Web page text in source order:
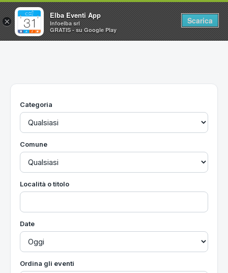
Home
Utilità
Categoria
Comune
Località o titolo
Date
Ordina gli eventi
×
Elba Eventi App
Infoelba srl
GRATIS - su Google Play
Scarica